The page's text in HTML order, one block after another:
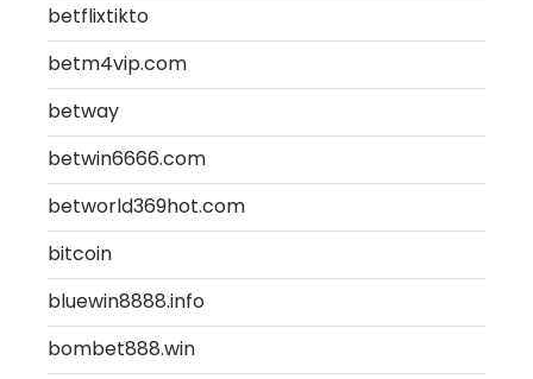
betflixtikto
betm4vip.com
betway
betwin6666.com
betworld369hot.com
bitcoin
bluewin8888.info
bombet888.win